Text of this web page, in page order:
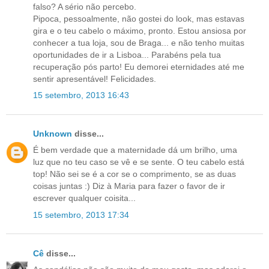
falso? A sério não percebo.
Pipoca, pessoalmente, não gostei do look, mas estavas
gira e o teu cabelo o máximo, pronto. Estou ansiosa por
conhecer a tua loja, sou de Braga... e não tenho muitas
oportunidades de ir a Lisboa... Parabéns pela tua
recuperação pós parto! Eu demorei eternidades até me
sentir apresentável! Felicidades.
15 setembro, 2013 16:43
Unknown disse...
É bem verdade que a maternidade dá um brilho, uma
luz que no teu caso se vê e se sente. O teu cabelo está
top! Não sei se é a cor se o comprimento, se as duas
coisas juntas :) Diz à Maria para fazer o favor de ir
escrever qualquer coisita...
15 setembro, 2013 17:34
Cê disse...